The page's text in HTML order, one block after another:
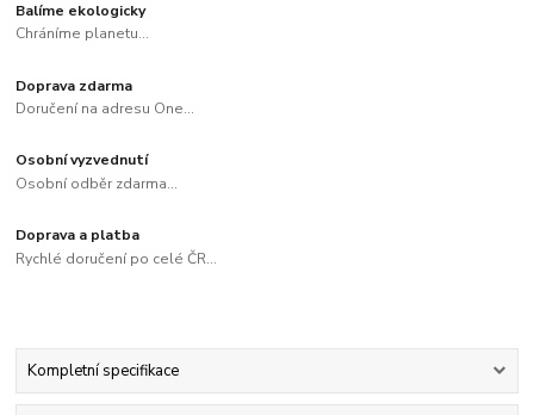
Balíme ekologicky
Chráníme planetu...
Doprava zdarma
Doručení na adresu One...
Osobní vyzvednutí
Osobní odběr zdarma...
Doprava a platba
Rychlé doručení po celé ČR...
Kompletní specifikace